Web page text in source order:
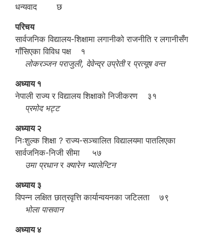
धन्यवाद छ
परिचय
सार्वजनिक विद्यालय-शिक्षामा लगानीको राजनीति र लगानीसँग
गाँसिएका विविध पक्ष १
लोकरञ्जन पराजुली, देवेन्द्र उप्रेतीर प्रत्यूष वन्त
अध्याय १
नेपाली राज्य र विद्यालय शिक्षाको निजीकरण ३१
प्रमोद भट्ट
अध्याय २
निःशुल्क शिक्षा ? राज्य-सञ्चालित विद्यालयमा पातलिएका
सार्वजनिक-निजी सीमा ५७
उमा प्रधानर क्यारेन भ्यालेन्टिन
अध्याय ३
विपन्न लक्षित छात्रवृत्ति कार्यान्वयनका जटिलता ७९
भोला पासवान
अध्याय ४